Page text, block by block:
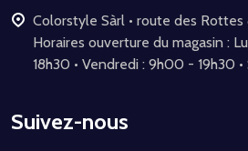
Colorstyle Sàrl • route des Rottes 8 • 1964 Conthey •
Horaires ouverture du magasin : Lundi – jeudi : 9h00 –
18h30 • Vendredi : 9h00 - 19h30
Suivez-nous